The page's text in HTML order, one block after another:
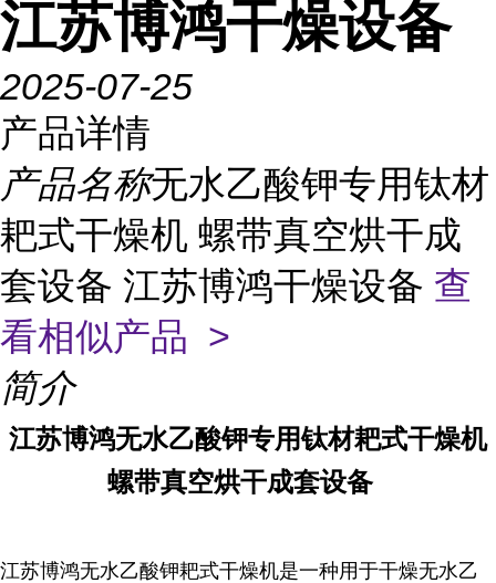
江苏博鸿干燥设备
2025-07-25
产品详情
产品名称无水乙酸钾专用钛材
耙式干燥机 螺带真空烘干成
套设备 江苏博鸿干燥设备 查
看相似产品 >
简介
江苏博鸿无水乙酸钾专用钛材耙式干燥机
螺带真空烘干成套设备
江苏博鸿无水乙酸钾耙式干燥机是一种用于干燥无水乙